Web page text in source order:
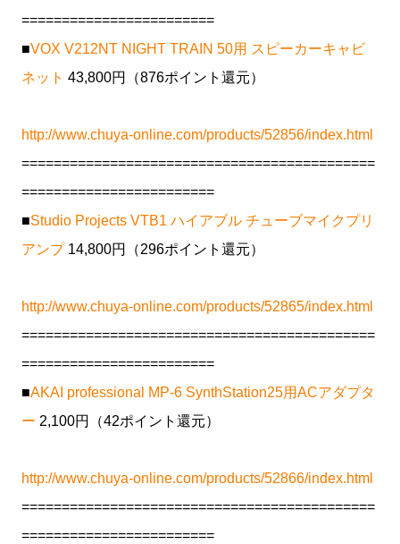
========================
■VOX V212NT NIGHT TRAIN 50用 スピーカーキャビ
ネット 43,800円（876ポイント還元）
http://www.chuya-online.com/products/52856/index.html
============================================
========================
■Studio Projects VTB1 ハイアブル チューブマイクプリ
アンプ14,800円（296ポイント還元）
http://www.chuya-online.com/products/52865/index.html
============================================
========================
■AKAI professional MP-6 SynthStation25用ACアダプタ
ー 2,100円（42ポイント還元）
http://www.chuya-online.com/products/52866/index.html
============================================
========================